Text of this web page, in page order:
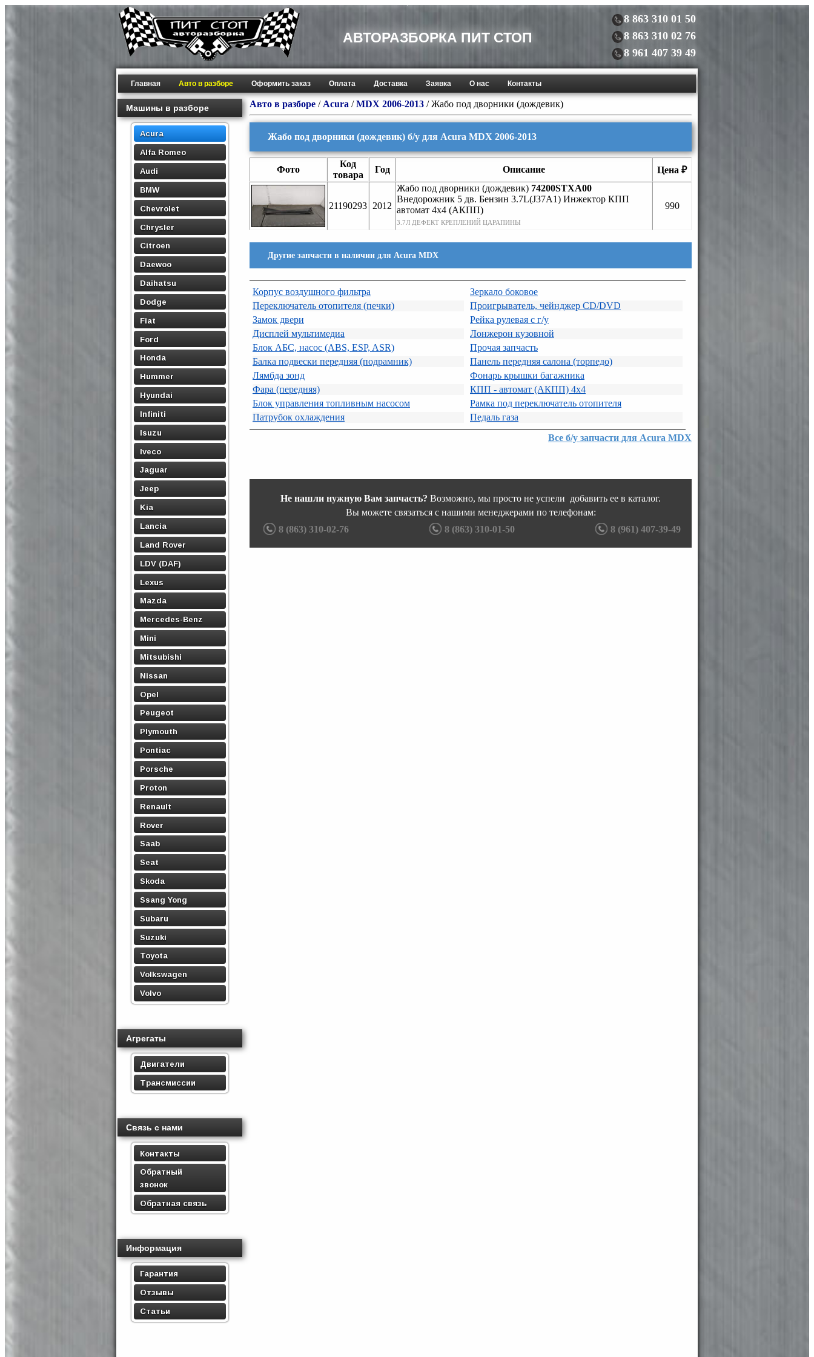
АВТОРАЗБОРКА ПИТ СТОП
8 863 310 01 50
8 863 310 02 76
8 961 407 39 49
Главная Авто в разборе Оформить заказ Оплата Доставка Заявка О нас Контакты
Машины в разборе
Acura
Alfa Romeo
Audi
BMW
Chevrolet
Chrysler
Citroen
Daewoo
Daihatsu
Dodge
Fiat
Ford
Honda
Hummer
Hyundai
Infiniti
Isuzu
Iveco
Jaguar
Jeep
Kia
Lancia
Land Rover
LDV (DAF)
Lexus
Mazda
Mercedes-Benz
Mini
Mitsubishi
Nissan
Opel
Peugeot
Plymouth
Pontiac
Porsche
Proton
Renault
Rover
Saab
Seat
Skoda
Ssang Yong
Subaru
Suzuki
Toyota
Volkswagen
Volvo
Агрегаты
Двигатели
Трансмиссии
Связь с нами
Контакты
Обратный
звонок
Обратная связь
Информация
Гарантия
Отзывы
Статьи
Авто в разборе / Acura /MDX 2006-2013 / Жабо под дворники (дождевик)
Жабо под дворники (дождевик) б/у для Acura MDX 2006-2013
Фото
Код
товара
Год Описание Цена ₽
21190293 2012
Жабо под дворники (дождевик) 74200STXA00
Внедорожник 5 дв. Бензин 3.7L(J37A1) Инжектор КПП
автомат 4х4 (АКПП)
3.7Л ДЕФЕКТ КРЕПЛЕНИЙ ЦАРАПИНЫ
990
Другие запчасти в наличии для Acura MDX
Корпус воздушного фильтра
Переключатель отопителя (печки)
Замок двери
Дисплей мультимедиа
Блок АБС, насос (ABS, ESP, ASR)
Балка подвески передняя (подрамник)
Лямбда зонд
Фара (передняя)
Блок управления топливным насосом
Патрубок охлаждения
Зеркало боковое
Проигрыватель, чейнджер CD/DVD
Рейка рулевая с г/у
Лонжерон кузовной
Прочая запчасть
Панель передняя салона (торпедо)
Фонарь крышки багажника
КПП - автомат (АКПП) 4х4
Рамка под переключатель отопителя
Педаль газа
Все б/у запчасти для Acura MDX
Не нашли нужную Вам запчасть? Возможно, мы просто не успели добавить ее в каталог.
Вы можете связаться с нашими менеджерами по телефонам:
8 (863) 310-02-76
8 (863) 310-01-50 8 (961) 407-39-49